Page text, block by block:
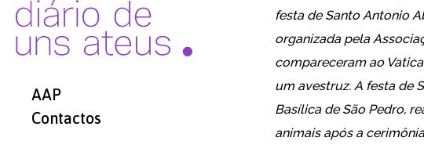
AAP
Contactos
festa de Santo Antonio
organizada pela
compareceram ao
um avestruz. A festa de
Basílica de São Pedro,
animais após a